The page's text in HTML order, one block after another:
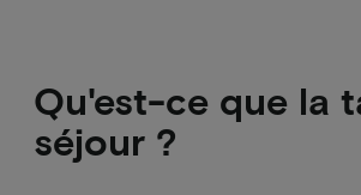
Qu'est-ce que la
séjour ?